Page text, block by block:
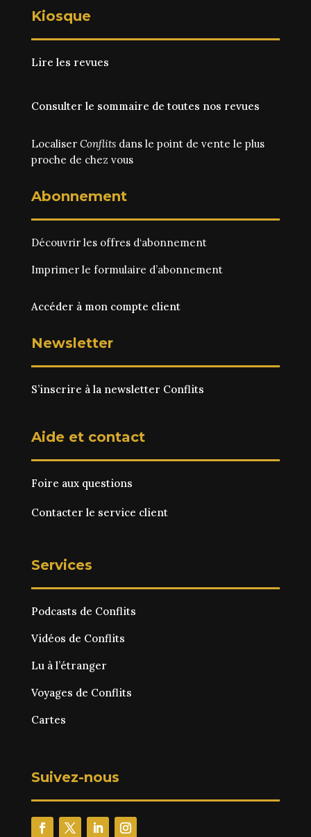
Kiosque
Lire les revues
Consulter le sommaire de toutes nos revues
Localiser Conflitsdans le point de vente le plus
proche de chez vous
Abonnement
Découvrir les offres d‘abonnement
Imprimer le formulaire d’abonnement
Accéder à mon compte client
Newsletter
S’inscrire à la newsletter Conflits
Aide et contact
Foire aux questions
Contacter le service client
Services
Podcasts de Conflits
Vidéos de Conflits
Lu à l’étranger
Voyages de Conflits
Cartes
Suivez-nous